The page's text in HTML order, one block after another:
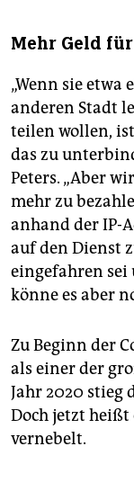
Mehr Geld
„Wenn sie etwa
anderen Stadt
teilen wollen,
das zu
Peters. „Aber
mehr zu
anhand der IP-
auf den Dienst
eingefahren sei
könne es aber
Zu Beginn der
als einer der
Jahr 2020 stieg
Doch jetzt heißt
vernebelt.